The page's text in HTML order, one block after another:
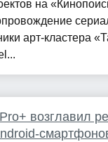
на
арт-кластера
возглавил